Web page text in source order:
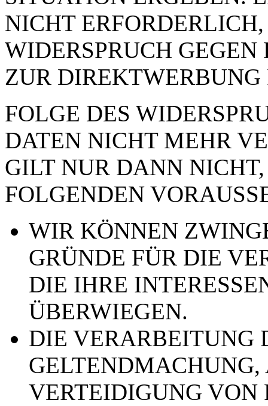
NICHT
WIDERSPRUCH
ZUR DIREKTWERBUNG
FOLGE DES
DATEN NICHT MEHR
GILT NUR DANN
FOLGENDEN
WIR KÖNNEN
GRÜNDE FÜR DIE
DIE IHRE
ÜBERWIEGEN.
DIE VERARBEITUNG
VERTEIDIGUNG VON